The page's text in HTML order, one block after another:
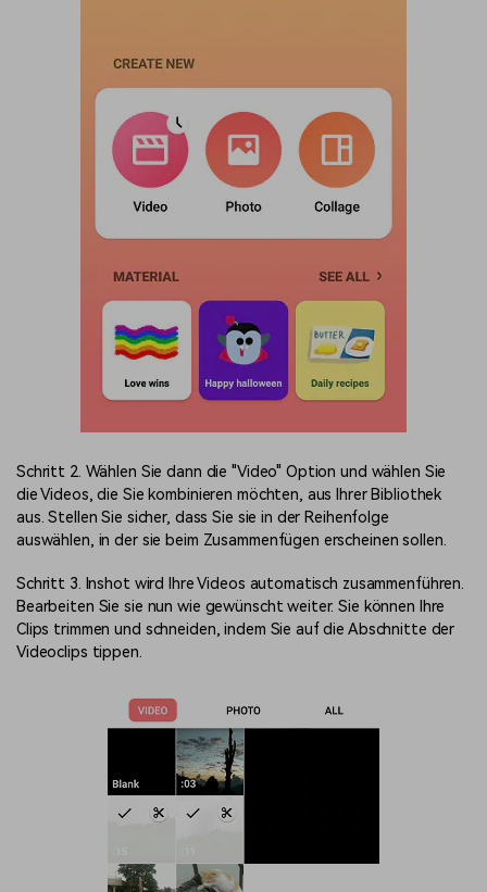
Schritt 2. Wählen Sie dann die "Video" Option und wählen Sie
die Videos, die Sie kombinieren möchten, aus Ihrer Bibliothek
aus. Stellen Sie sicher, dass Sie sie in der Reihenfolge
auswählen, in der sie beim Zusammenfügen erscheinen sollen.
Schritt 3. Inshot wird Ihre Videos automatisch zusammenführen.
Bearbeiten Sie sie nun wie gewünscht weiter. Sie können Ihre
Clips trimmen und schneiden, indem Sie auf die Abschnitte der
Videoclips tippen.